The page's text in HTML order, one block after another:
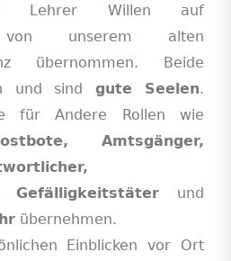
Lehrer Willen auf
von unserem alten
übernommen. Beide
und sind gute Seelen.
für Andere Rollen wie
Amtsgänger,
Gefälligkeitstäter und
übernehmen.
Einblicken vor Ort